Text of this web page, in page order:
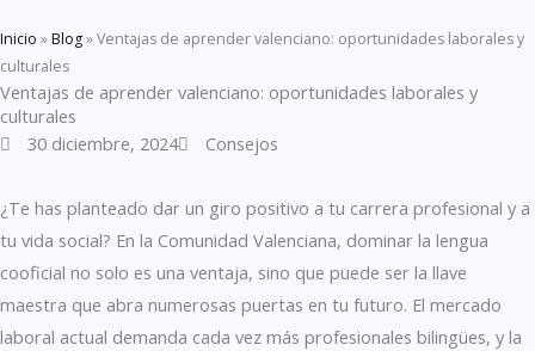
Inicio »Blog»Ventajas de aprender valenciano: oportunidades laborales y
culturales
Ventajas de aprender valenciano: oportunidades laborales y
culturales
30 diciembre, 2024
Consejos
¿Te has planteado dar un giro positivo a tu carrera profesional y a
tu vida social? En la Comunidad Valenciana, dominar la lengua
cooficial no solo es una ventaja, sino que puede ser la llave
maestra que abra numerosas puertas en tu futuro. El mercado
laboral actual demanda cada vez más profesionales bilingües, y la